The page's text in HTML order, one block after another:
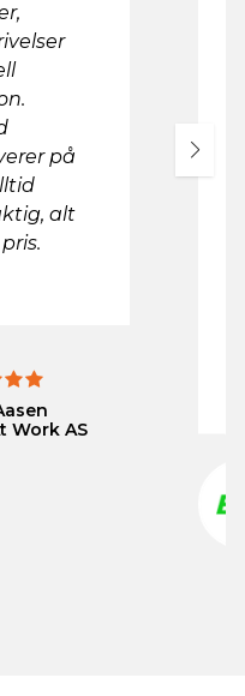
på
alt
Work AS